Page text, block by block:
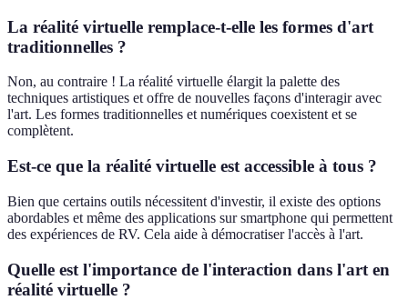
La réalité virtuelle remplace-t-elle les formes d'art
traditionnelles ?
Non, au contraire ! La réalité virtuelle élargit la palette des
techniques artistiques et offre de nouvelles façons d'interagir avec
l'art. Les formes traditionnelles et numériques coexistent et se
complètent.
Est-ce que la réalité virtuelle est accessible à tous ?
Bien que certains outils nécessitent d'investir, il existe des options
abordables et même des applications sur smartphone qui permettent
des expériences de RV. Cela aide à démocratiser l'accès à l'art.
Quelle est l'importance de l'interaction dans l'art en
réalité virtuelle ?